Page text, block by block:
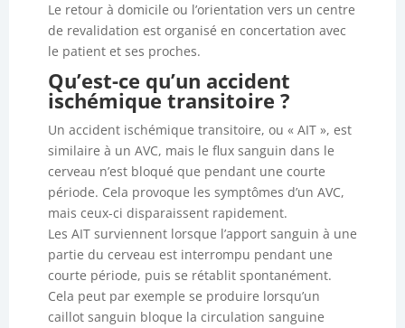
Le retour à domicile ou l’orientation vers un centre
de revalidation est organisé en concertation avec
le patient et ses proches.
Qu’est-ce qu’un accident
ischémique transitoire ?
Un accident ischémique transitoire, ou « AIT », est
similaire à un AVC, mais le flux sanguin dans le
cerveau n’est bloqué que pendant une courte
période. Cela provoque les symptômes d’un AVC,
mais ceux-ci disparaissent rapidement.
Les AIT surviennent lorsque l’apport sanguin à une
partie du cerveau est interrompu pendant une
courte période, puis se rétablit spontanément.
Cela peut par exemple se produire lorsqu’un
caillot sanguin bloque la circulation sanguine